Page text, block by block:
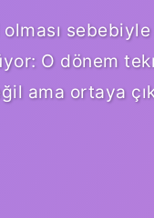
olması
O dönem
ama ortaya